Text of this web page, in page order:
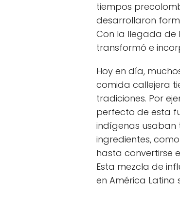
tiempos
desarrollaron
Con la llegada de
transformó e
Hoy en día,
comida callejera
tradiciones. Por
perfecto de esta
indígenas usaban
ingredientes,
hasta convertirse
Esta mezcla de
en América